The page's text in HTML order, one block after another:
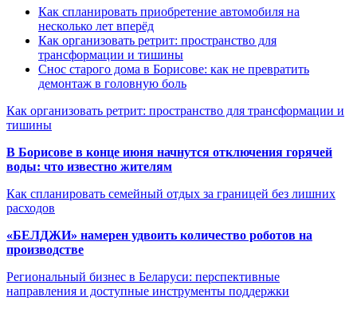
Как спланировать приобретение автомобиля на
несколько лет вперёд
Как организовать ретрит: пространство для
трансформации и тишины
Снос старого дома в Борисове: как не превратить
демонтаж в головную боль
Как организовать ретрит: пространство для трансформации и
тишины
В Борисове в конце июня начнутся отключения горячей
воды: что известно жителям
Как спланировать семейный отдых за границей без лишних
расходов
«БЕЛДЖИ» намерен удвоить количество роботов на
производстве
Региональный бизнес в Беларуси: перспективные
направления и доступные инструменты поддержки